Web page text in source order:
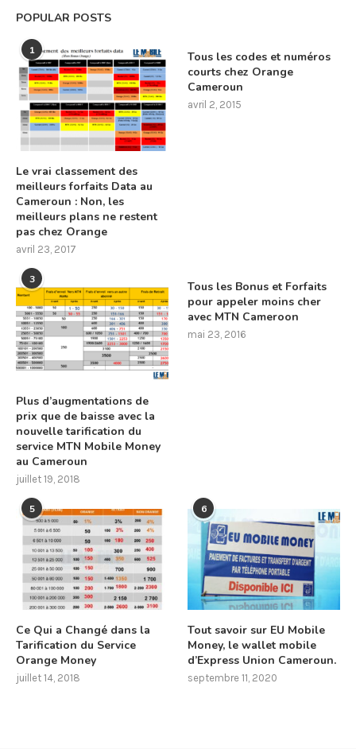
POPULAR POSTS
1
Le vrai classement des
meilleurs forfaits Data au
Cameroun : Non, les
meilleurs plans ne restent
pas chez Orange
avril 23, 2017
Tous les codes et numéros
courts chez Orange
Cameroun
avril 2, 2015
3
Plus d’augmentations de
prix que de baisse avec la
nouvelle tarification du
service MTN Mobile Money
au Cameroun
juillet 19, 2018
Tous les Bonus et Forfaits
pour appeler moins cher
avec MTN Cameroon
mai 23, 2016
5
Ce Qui a Changé dans la
Tarification du Service
Orange Money
juillet 14, 2018
6
Tout savoir sur EU Mobile
Money, le wallet mobile
d’Express Union Cameroun.
septembre 11, 2020